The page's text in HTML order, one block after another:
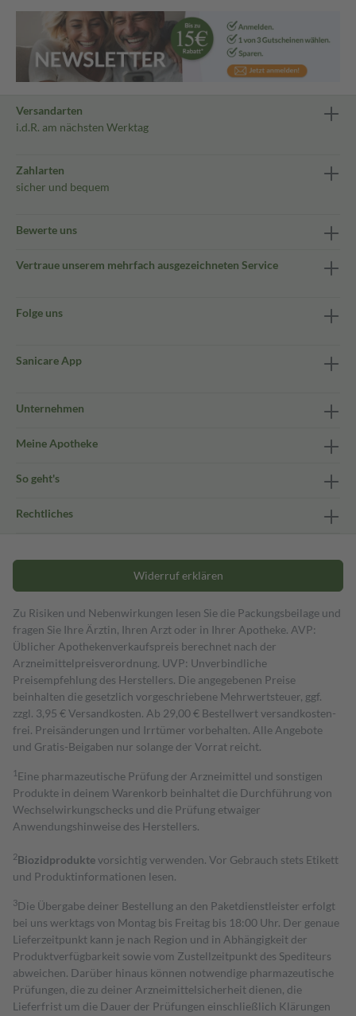
Versandarten
i.d.R. am nächsten Werktag
Zahlarten
sicher und bequem
Bewerte uns
Vertraue unserem mehrfach ausgezeichneten Service
Folge uns
Sanicare App
Unternehmen
Meine Apotheke
So geht's
Rechtliches
Widerruf erklären
Zu Risiken und Nebenwirkungen lesen Sie die Packungsbeilage und
fragen Sie Ihre Ärztin, Ihren Arzt oder in Ihrer Apotheke. AVP:
Üblicher Apothekenverkaufspreis berechnet nach der
Arzneimittelpreisverordnung. UVP: Unverbindliche
Preisempfehlung des Herstellers. Die angegebenen Preise
beinhalten die gesetzlich vorgeschriebene Mehrwertsteuer, ggf.
zzgl. 3,95 € Versandkosten. Ab 29,00 € Bestell­wert versand­kosten­
frei. Preisänderungen und Irrtümer vorbehalten. Alle Angebote
und Gratis-Beigaben nur solange der Vorrat reicht.
1 Eine pharmazeutische Prüfung der Arzneimittel und sonstigen
Produkte in deinem Warenkorb beinhaltet die Durchführung von
Wechselwirkungschecks und die Prüfung etwaiger
Anwendungshinweise des Herstellers.
2Biozidproduktevorsichtig verwenden. Vor Gebrauch stets Etikett
und Produktinformationen lesen.
3Die Übergabe deiner Bestellung an den Paketdienstleister erfolgt
bei uns werktags von Montag bis Freitag bis 18:00 Uhr. Der genaue
Lieferzeitpunkt kann je nach Region und in Abhängigkeit der
Produktverfügbarkeit sowie vom Zustellzeitpunkt des Spediteurs
abweichen. Darüber hinaus können notwendige pharmazeutische
Prüfungen, die zu deiner Arzneimittelsicherheit dienen, die
Lieferfrist um die Dauer der Prüfungen einschließlich Klärungen